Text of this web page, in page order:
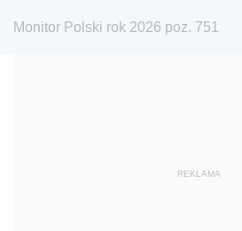
1968
Monitor Polski rok 2026 poz. 751
REKLAMA